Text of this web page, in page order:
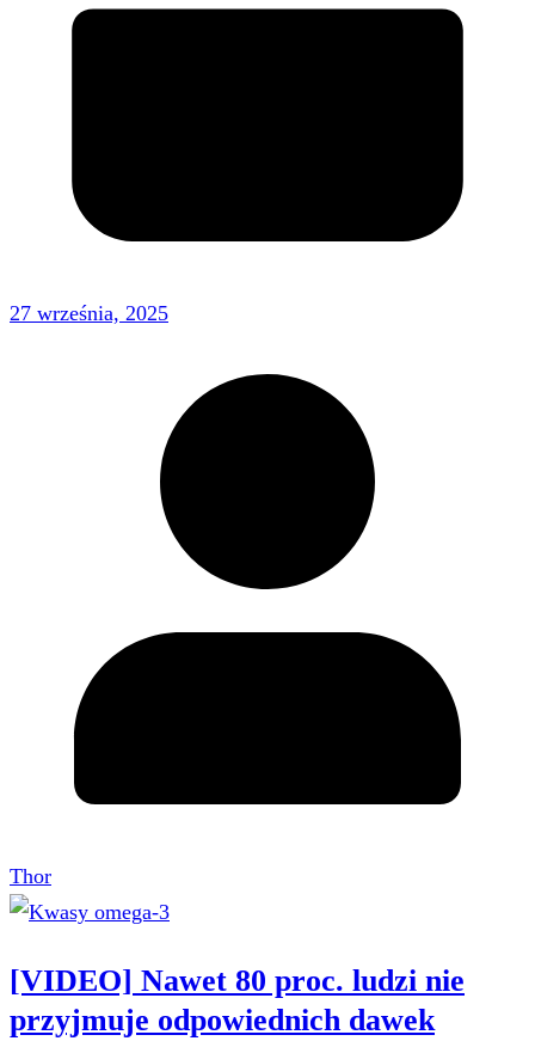
27 września, 2025
Thor
[VIDEO] Nawet 80 proc. ludzi nie
przyjmuje odpowiednich dawek